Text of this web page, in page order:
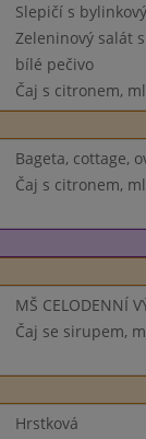
Slepičí s
Zeleninový salát
bílé pečivo
Čaj s citronem,
Bageta, cottage,
Čaj s citronem,
MŠ CELODENNÍ
Čaj se sirupem,
Hrstková